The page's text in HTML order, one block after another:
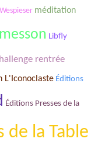
méditation
Libfly
rentrée
L'Iconoclaste Éditions
Éditions Presses de la
de la Table